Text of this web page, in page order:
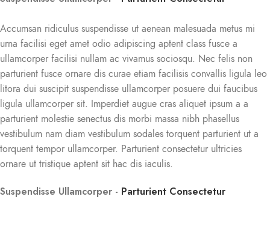
Accumsan ridiculus suspendisse ut aenean malesuada metus mi
urna facilisi eget amet odio adipiscing aptent class fusce a
ullamcorper facilisi nullam ac vivamus sociosqu. Nec felis non
parturient fusce ornare dis curae etiam facilisis convallis ligula leo
litora dui suscipit suspendisse ullamcorper posuere dui faucibus
ligula ullamcorper sit. Imperdiet augue cras aliquet ipsum a a
parturient molestie senectus dis morbi massa nibh phasellus
vestibulum nam diam vestibulum sodales torquent parturient ut a
torquent tempor ullamcorper. Parturient consectetur ultricies
ornare ut tristique aptent sit hac dis iaculis.
Suspendisse Ullamcorper - Parturient Consectetur